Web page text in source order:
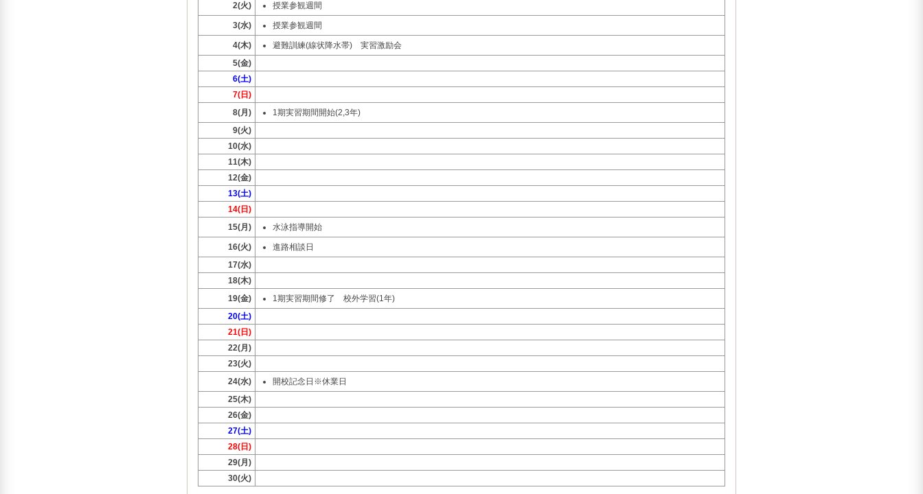
2(火) 授業参観週間
3(水) 授業参観週間
4(木)
避難訓練(線状降水帯) 実習激励会
5(金)
6(土)
7(日)
8(月)
1期実習期間開始(2,3年)
9(火)
10(水)
11(木)
12(金)
13(土)
14(日)
15(月)
水泳指導開始
16(火)
進路相談日
17(水)
18(木)
19(金)
1期実習期間修了 校外学習(1年)
20(土)
21(日)
22(月)
23(火)
24(水)
開校記念日※休業日
25(木)
26(金)
27(土)
28(日)
29(月)
30(火)